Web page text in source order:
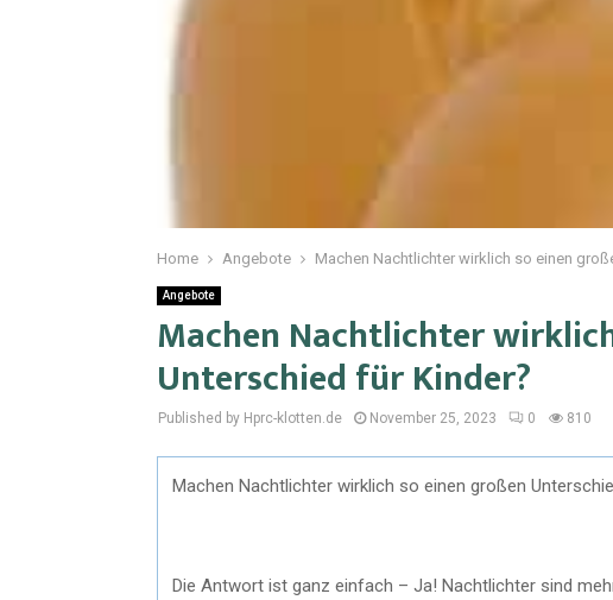
Home Angebote Machen Nachtlichter wirklich so einen
Angebote
Machen Nachtlichter
Unterschied für Kinder?
Published by Hprc-klotten.de November 25, 2023 0 810
Machen Nachtlichter wirklich so einen großen
Die Antwort ist ganz einfach – Ja! Nachtlichter sind